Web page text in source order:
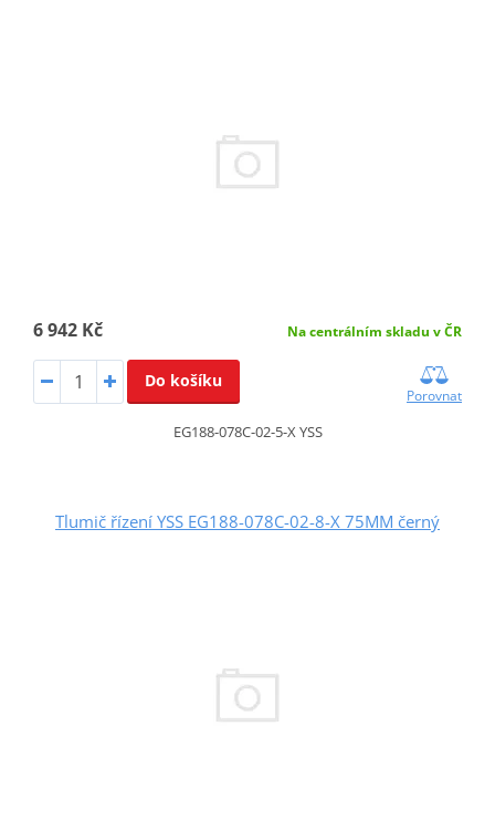
6 942 Kč Na centrálním skladu v ČR
Do košíku
Porovnat
EG188-078C-02-5-X YSS
Tlumič řízení YSS EG188-078C-02-8-X 75MM černý